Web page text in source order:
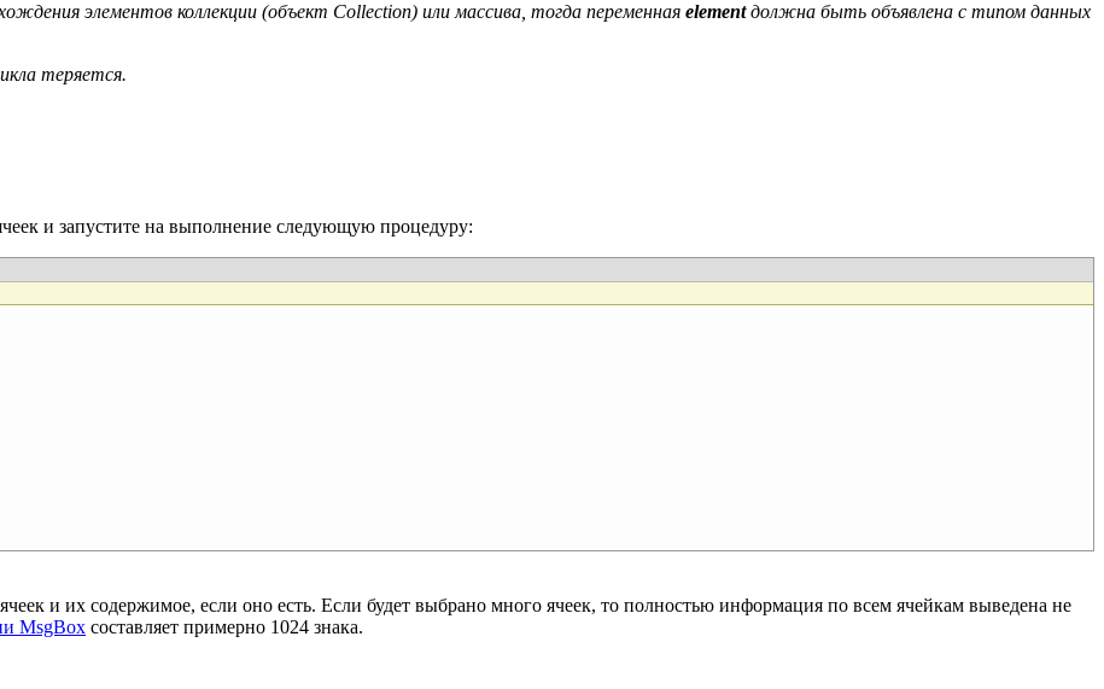
элементов коллекции (объект Collection) или массива, тогда переменная elementдолжна быть объявлена с типом данных
теряется.
и запустите на выполнение следующую процедуру:
и их содержимое, если оно есть. Если будет выбрано много ячеек, то полностью информация по всем ячейкам выведена не
MsgBox составляет примерно 1024 знака.